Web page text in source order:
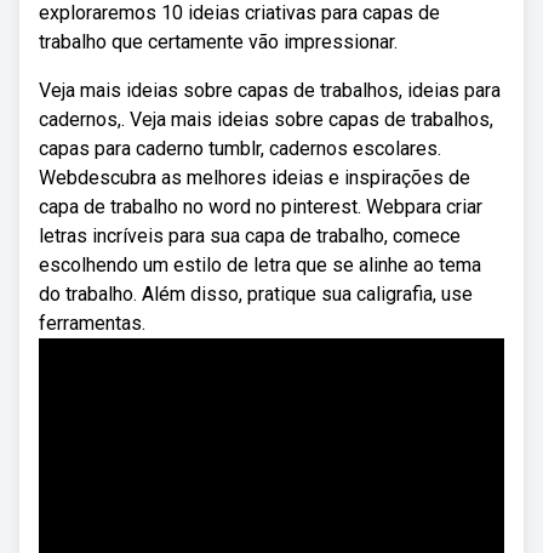
exploraremos 10 ideias criativas para capas de
trabalho que certamente vão impressionar.
Veja mais ideias sobre capas de trabalhos, ideias para
cadernos,. Veja mais ideias sobre capas de trabalhos,
capas para caderno tumblr, cadernos escolares.
Webdescubra as melhores ideias e inspirações de
capa de trabalho no word no pinterest. Webpara criar
letras incríveis para sua capa de trabalho, comece
escolhendo um estilo de letra que se alinhe ao tema
do trabalho. Além disso, pratique sua caligrafia, use
ferramentas.